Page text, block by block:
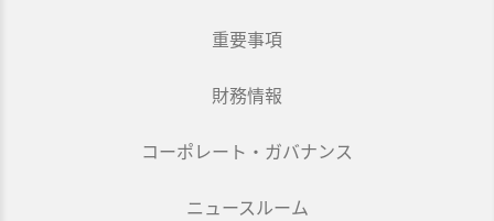
重要事項
財務情報
コーポレート・ガバナンス
ニュースルーム